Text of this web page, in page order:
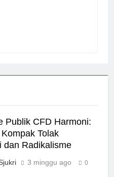
Publik CFD Harmoni:
Tolak
dan Radikalisme
3 minggu ago 0